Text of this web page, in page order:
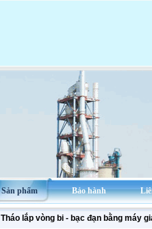
Sản phẩm Bảo hành
Tháo lắp vòng bi - bạc đạn bằng máy